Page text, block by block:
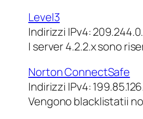
Level3
Indirizzi IPv4:
I server 4.2.2.x sono
Norton ConnectSafe
Indirizzi IPv4:
Vengono blacklistatii